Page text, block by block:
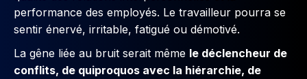
performance des employés. Le travailleur pourra se
sentir énervé, irritable, fatigué ou démotivé.
La gêne liée au bruit serait même le déclencheur de
conflits, de quiproquos avec la hiérarchie, de